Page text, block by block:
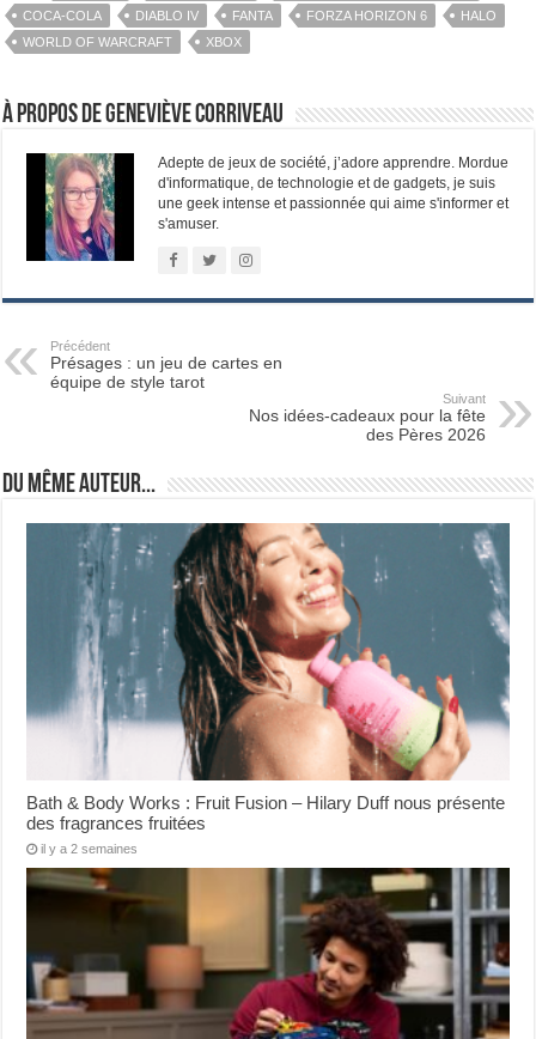
COCA-COLA
DIABLO IV FANTA FORZA HORIZON 6
HALO
WORLD OF WARCRAFT
XBOX
À propos de Geneviève Corriveau
Adepte de jeux de société, j’adore apprendre. Mordue
d'informatique, de technologie et de gadgets, je suis
une geek intense et passionnée qui aime s'informer et
s'amuser.
Précédent
Présages : un jeu de cartes en
équipe de style tarot
Suivant
Nos idées-cadeaux pour la fête
des Pères 2026
Du même auteur...
Bath & Body Works : Fruit Fusion – Hilary Duff nous présente
des fragrances fruitées
il y a 2 semaines